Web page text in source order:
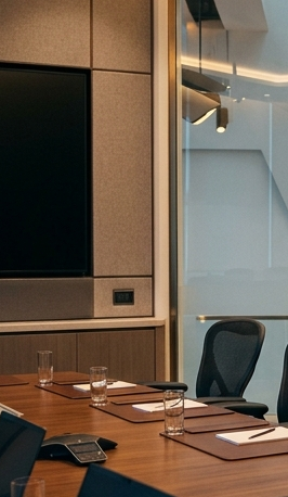
SPECIALIST
SPECIALIST
CREATOR
ottiene colloqui
e gli esempi pratici per superare i